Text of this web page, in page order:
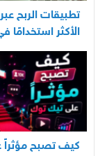
تطبيقات الربح
الأكثر استخدامًا
كيف تصبح مؤثراً